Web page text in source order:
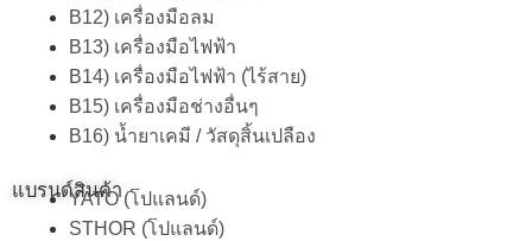
B12) เครื่องมือลม
B13) เครื่องมือไฟฟ้า
B14) เครื่องมือไฟฟ้า (ไร้สาย)
B15) เครื่องมือช่างอื่นๆ
B16) น้ำยาเคมี / วัสดุสิ้นเปลือง
แบรนด์สินค้าYATO (โปแลนด์)
STHOR (โปแลนด์)